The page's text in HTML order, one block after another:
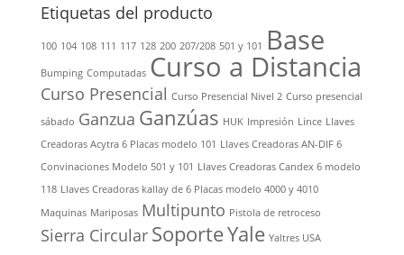
Etiquetas del producto
100 104 108 111 117 128 200 207/208 501 y 101 Base
Bumping Computadas Curso a Distancia
Curso Presencial Curso Presencial Nivel 2 Curso presencial
sábado Ganzua Ganzúas HUK Impresión Lince Llaves
Creadoras Acytra 6 Placas modelo 101 Llaves Creadoras AN-DIF 6
Convinaciones Modelo 501 y 101 Llaves Creadoras Candex 6 modelo
118 Llaves Creadoras kallay de 6 Placas modelo 4000 y 4010
Maquinas Mariposas Multipunto Pistola de retroceso
Sierra Circular SoporteYale Yaltres USA